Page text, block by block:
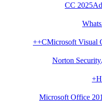
Microsoft
Norton